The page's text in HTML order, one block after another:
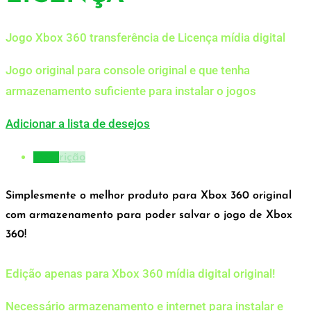
Jogo Xbox 360 transferência de Licença mídia digital
Jogo original para console original e que tenha
armazenamento suficiente para instalar o jogos
Adicionar a lista de desejos
Descrição
Simplesmente o melhor produto para Xbox 360 original
com armazenamento para poder salvar o jogo de Xbox
360!
Edição apenas para Xbox 360 mídia digital original!
Necessário armazenamento e internet para instalar e